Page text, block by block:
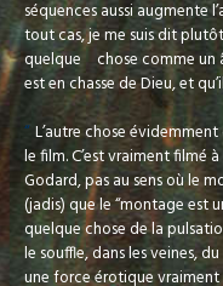
séquences aussi augmente
tout cas, je me suis dit
quelque
chose comme
est en chasse de Dieu, et
“ L’autre chose
le film. C’est vraiment filmé à
Godard, pas au sens où le
(jadis) que le “montage est
quelque chose de la
le souffle, dans les veines,
une force érotique vraiment